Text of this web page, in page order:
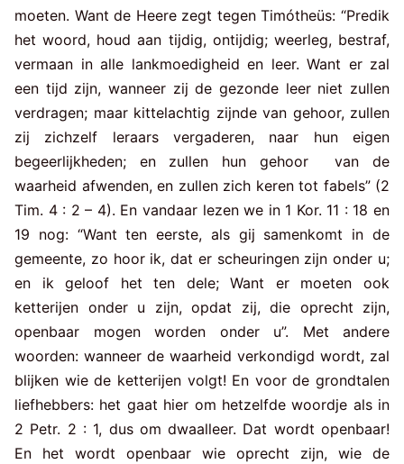
moeten. Want de Heere zegt tegen Timótheüs: “Predik
het woord, houd aan tijdig, ontijdig; weerleg, bestraf,
vermaan in alle lankmoedigheid en leer. Want er zal
een tijd zijn, wanneer zij de gezonde leer niet zullen
verdragen; maar kittelachtig zijnde van gehoor, zullen
zij zichzelf leraars vergaderen, naar hun eigen
begeerlijkheden; en zullen hun gehoor van de
waarheid afwenden, en zullen zich keren tot fabels” (2
Tim. 4 : 2 – 4). En vandaar lezen we in 1 Kor. 11 : 18 en
19 nog: “Want ten eerste, als gij samenkomt in de
gemeente, zo hoor ik, dat er scheuringen zijn onder u;
en ik geloof het ten dele; Want er moeten ook
ketterijen onder u zijn, opdat zij, die oprecht zijn,
openbaar mogen worden onder u”. Met andere
woorden: wanneer de waarheid verkondigd wordt, zal
blijken wie de ketterijen volgt! En voor de grondtalen
liefhebbers: het gaat hier om hetzelfde woordje als in
2 Petr. 2 : 1, dus om dwaalleer. Dat wordt openbaar!
En het wordt openbaar wie oprecht zijn, wie de